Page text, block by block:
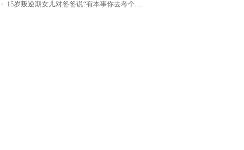
15岁叛逆期女儿对爸爸说“有本事你去考个研究生”，44岁职场“老登”一战上岸“985”；父亲坦言拒绝空想，常年保持每月读6本书的习惯